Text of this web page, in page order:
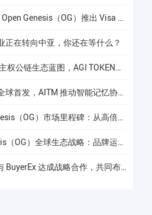
FXH.AI 携手 Open Genesis（OG）推出 Visa 联名实体卡
正在转向中亚，你还在等什么？
AISO发布AI主权公链生态蓝图，AGI TOKEN计划于12月24日上线Gate.io
所罗门协议全球首发，AITM 推动智能记忆协议进入全球协作阶段
《Open Genesis（OG）市场里程碑：从高倍增长到共识流动性的价值重构》
Open Genesis（OG）全球生态战略：品牌运营赋能下的线下共识网络建设
FXH LABS 与 BuyerEx 达成战略合作，共同布局 AI 智能交易新时代